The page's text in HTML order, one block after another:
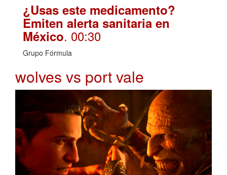
¿Usas este medicamento?
Emiten alerta sanitaria en
México. 00:30
Grupo Fórmula
wolves vs port vale